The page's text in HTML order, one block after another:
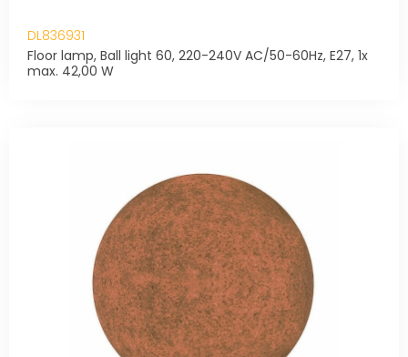
DL836931
Floor lamp, Ball light 60, 220-240V AC/50-60Hz, E27, 1x
max. 42,00 W